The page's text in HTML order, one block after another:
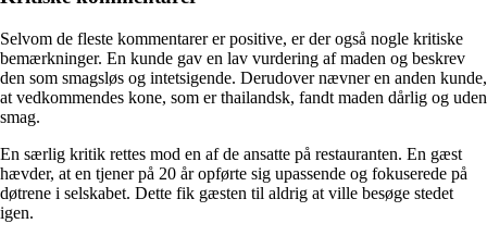
Selvom de fleste kommentarer er positive, er der også nogle kritiske
bemærkninger. En kunde gav en lav vurdering af maden og beskrev
den som smagsløs og intetsigende. Derudover nævner en anden kunde,
at vedkommendes kone, som er thailandsk, fandt maden dårlig og uden
smag.
En særlig kritik rettes mod en af de ansatte på restauranten. En gæst
hævder, at en tjener på 20 år opførte sig upassende og fokuserede på
døtrene i selskabet. Dette fik gæsten til aldrig at ville besøge stedet
igen.